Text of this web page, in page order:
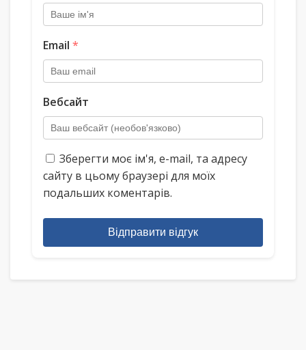
Email *
Вебсайт
Зберегти моє ім'я, e-mail, та адресу
сайту в цьому браузері для моїх
подальших коментарів.
Відправити відгук